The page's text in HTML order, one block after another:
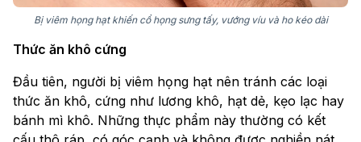
Bị viêm họng hạt khiến cổ họng sưng tấy, vướng víu và ho kéo dài
Thức ăn khô cứng
Đầu tiên, người bị viêm họng hạt nên tránh các loại
thức ăn khô, cứng như lương khô, hạt dẻ, kẹo lạc hay
bánh mì khô. Những thực phẩm này thường có kết